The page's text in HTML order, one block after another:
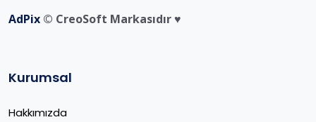
AdPix © CreoSoft Markasıdır ♥️
Kurumsal
Hakkımızda